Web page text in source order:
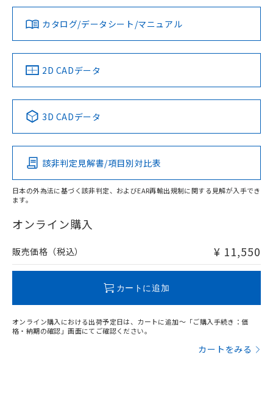
タイムチャート
以上、n: 70mm以上
検出領域
ダウンロードデータをご利用いただく前に、以下を必ずお読
みください。
ソフトウェアの使用条件
対応済み
中国 RoHS 注意事項・凡例
Pb Hg Cd Cr(VI)
O
在庫等で未対応品が混在する可能性があります。
問い合わせください。
LR型式承認
（イギリス
船舶規格）
DNV型式承認
（ノルウェー
BV型式承認
（フランス
KR型式
（韓国
No No No No
この製品の規格認証/適合状況ページへ
その他の認証はこちらのページからご検索ください
カタログ/データシート/マニュアル
2D CADデータ
3D CADデータ
該非判定見解書/項目別対比表
日本の外為法に基づく該非判定、およびEAR再輸出規制に関する見解が入手でき
ます。
オンライン購入
販売価格（税込） ¥ 11,550
カートに追加
オンライン購入における出荷予定日は、カートに追加～「ご購入手続き：価
格・納期の確認」画面にてご確認ください。
カートをみる